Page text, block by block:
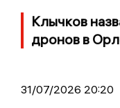
Клычков
дронов в
31/07/2026 20:20